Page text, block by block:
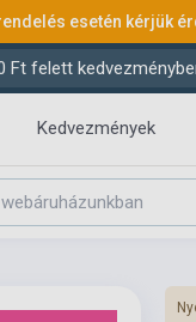
esetén kérjük
Ft felett
Kedvezmények